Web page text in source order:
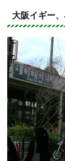
e
大阪イギー